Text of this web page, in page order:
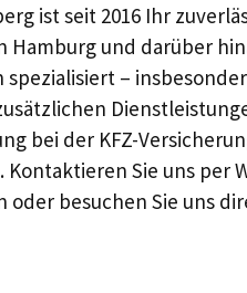
ist seit 2016 Ihr
Hamburg und darüber
–
bei der KFZ-
Sie uns per
oder besuchen Sie uns